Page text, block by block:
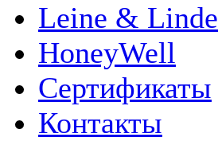
Leine & Linde
HoneyWell
Сертификаты
Контакты